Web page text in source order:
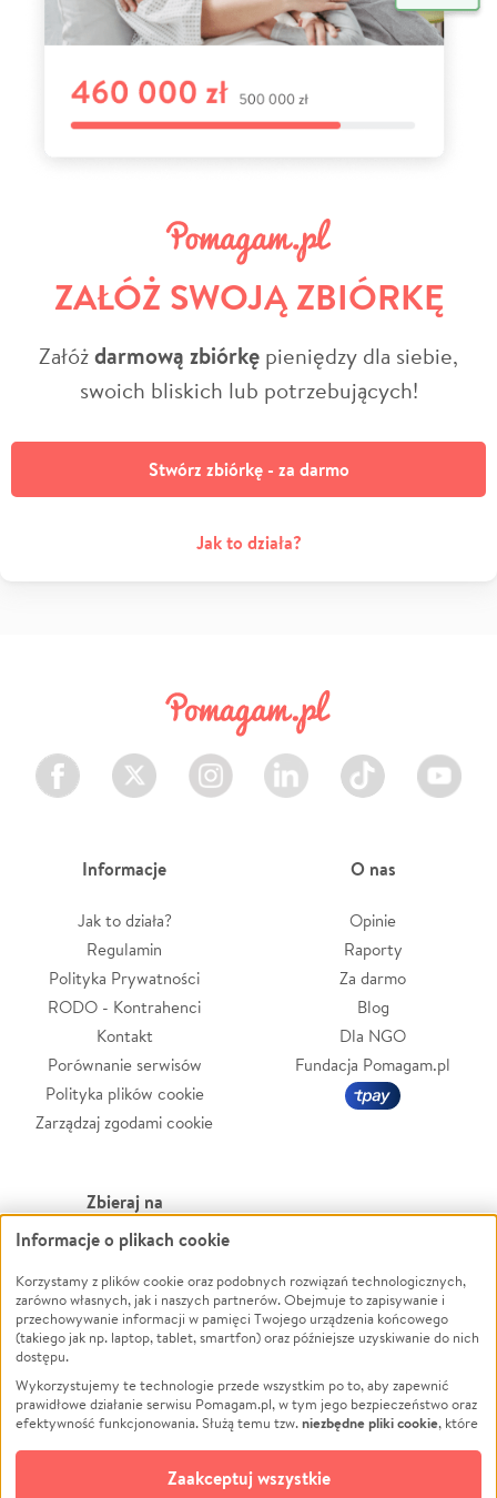
ZAŁÓŻ SWOJĄ ZBIÓRKĘ
Załóżdarmową zbiórkę pieniędzy dla siebie,
swoich bliskich lub potrzebujących!
Stwórz zbiórkę - za darmo
Jak to działa?
Facebook Twitter Instagram LinkedIn TikTok Youtube
Informacje
Jak to działa?
Regulamin
Polityka Prywatności
RODO - Kontrahenci
Kontakt
Porównanie serwisów
Polityka plików cookie
Zarządzaj zgodami cookie
O nas
Opinie
Raporty
Za darmo
Blog
Dla NGO
Fundacja Pomagam.pl
Zbieraj na
Leczenie
Zwierzęta
Pożar
Ukraina
Pomoc Finansowa
Projekty
Pogrzeb
Społeczność lokalna
Powódź
Wichura
NGO
Edukacja
Podróż
Impreza
Ochrona środowiska
Informacje o plikach cookie
Korzystamy z plików cookie oraz podobnych rozwiązań technologicznych,
zarówno własnych, jak i naszych partnerów. Obejmuje to zapisywanie i
przechowywanie informacji w pamięci Twojego urządzenia końcowego
(takiego jak np. laptop, tablet, smartfon) oraz późniejsze uzyskiwanie do nich
dostępu.
Wykorzystujemy te technologie przede wszystkim po to, aby zapewnić
prawidłowe działanie serwisu Pomagam.pl, w tym jego bezpieczeństwo oraz
efektywność funkcjonowania. Służą temu tzw.niezbędne pliki cookie, które
opcjonalnych plików cookie
technologii do celów analitycznych i retargetingowych. Możesz wyrazić
Zaakceptuj wszystkie